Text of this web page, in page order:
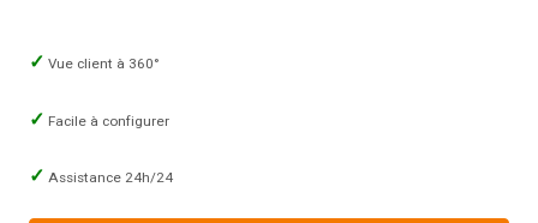
Vue client à 360°
Facile à configurer
Assistance 24h/24